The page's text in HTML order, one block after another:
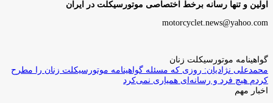
اولین و تنها رسانه برخط اختصاصی موتورسیکلت در ایران
motorcyclet.news@yahoo.com
گواهینامه موتورسیکلت زنان
محمدعلی نژادیان: روزی که مسئله گواهینامه موتورسیکلت زنان را مطرح
کردم هیچ فرد و رسانه‌ای همیاری نمی‌کرد
اخبار مهم